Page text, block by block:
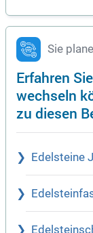
Sie
Erfahren
wechseln
zu diesen
Edelsteine